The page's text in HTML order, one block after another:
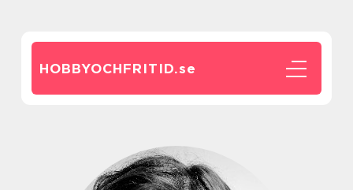
HOBBYOCHFRITID.se